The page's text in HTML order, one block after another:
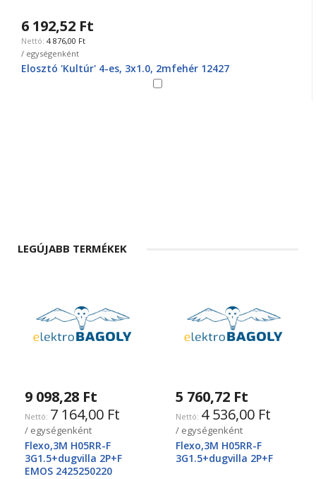
6 192,52 Ft
4 876,00 Ft
/ egységenként
Elosztó 'Kultúr' 4-es, 3x1.0, 2mfehér 12427
LEGÚJABB TERMÉKEK
9 098,28 Ft
7 164,00 Ft
/ egységenként
Flexo,3M H05RR-F
3G1.5+dugvilla 2P+F
EMOS 2425250220
5 760,72 Ft
4 536,00 Ft
/ egységenként
Flexo,3M H05RR-F
3G1.5+dugvilla 2P+F